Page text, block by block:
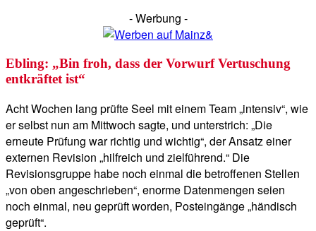
- Werbung -
Ebling: „Bin froh, dass der Vorwurf Vertuschung
entkräftet ist“
Acht Wochen lang prüfte Seel mit einem Team „intensiv“, wie
er selbst nun am Mittwoch sagte, und unterstrich: „Die
erneute Prüfung war richtig und wichtig“, der Ansatz einer
externen Revision „hilfreich und zielführend.“ Die
Revisionsgruppe habe noch einmal die betroffenen Stellen
„von oben angeschrieben“, enorme Datenmengen seien
noch einmal, neu geprüft worden, Posteingänge „händisch
geprüft“.